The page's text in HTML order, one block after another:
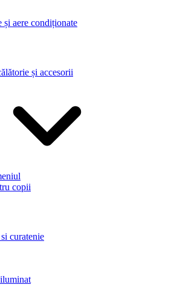
și aere condiționate
și accesorii
copii
curatenie